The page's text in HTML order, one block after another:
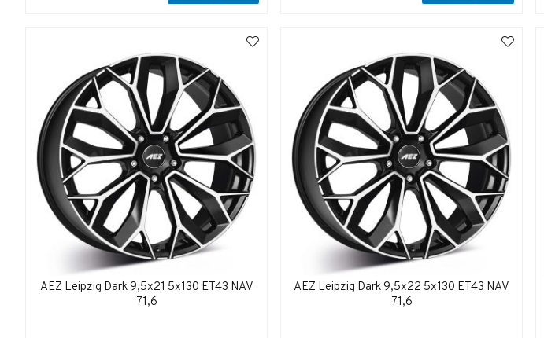
AEZ Leipzig Dark 9,5x21 5x130 ET43 NAV
71,6
AEZ Leipzig Dark 9,5x22 5x130 ET43 NAV
71,6